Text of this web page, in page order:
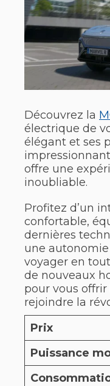
Découvrez la
électrique de
élégant et ses
offre une
inoubliable.
Profitez d’un
confortable,
dernières
une
voyager en
de nouveaux
pour vous offrir
rejoindre la
Prix
Puissance